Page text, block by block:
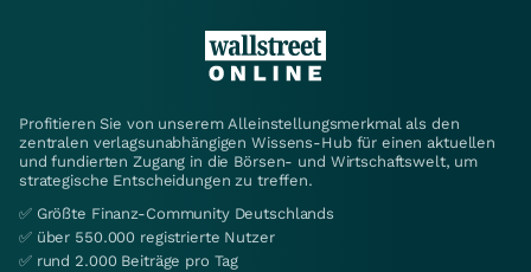
Profitieren Sie von unserem Alleinstellungsmerkmal als den
zentralen verlagsunabhängigen Wissens-Hub für einen aktuellen
und fundierten Zugang in die Börsen- und Wirtschaftswelt, um
strategische Entscheidungen zu treffen.
✅ Größte Finanz-Community Deutschlands
✅ über 550.000 registrierte Nutzer
✅ rund 2.000 Beiträge pro Tag